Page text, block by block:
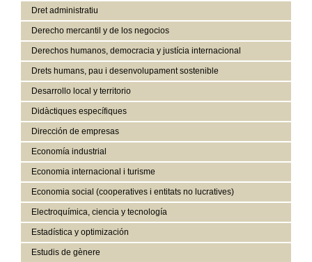
Dret administratiu
Derecho mercantil y de los negocios
Derechos humanos, democracia y justícia internacional
Drets humans, pau i desenvolupament sostenible
Desarrollo local y territorio
Didàctiques específiques
Dirección de empresas
Economía industrial
Economia internacional i turisme
Economia social (cooperatives i entitats no lucratives)
Electroquímica, ciencia y tecnología
Estadística y optimización
Estudis de gènere